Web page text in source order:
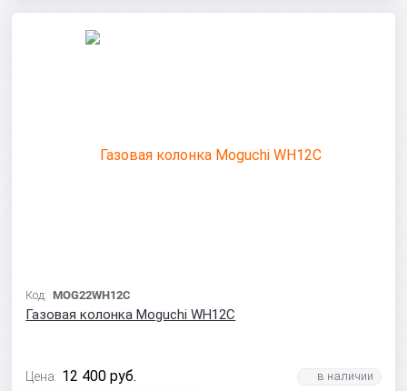
Код:MOG22WH12C
Газовая колонка Moguchi WH12C
Цена: 12 400 руб.